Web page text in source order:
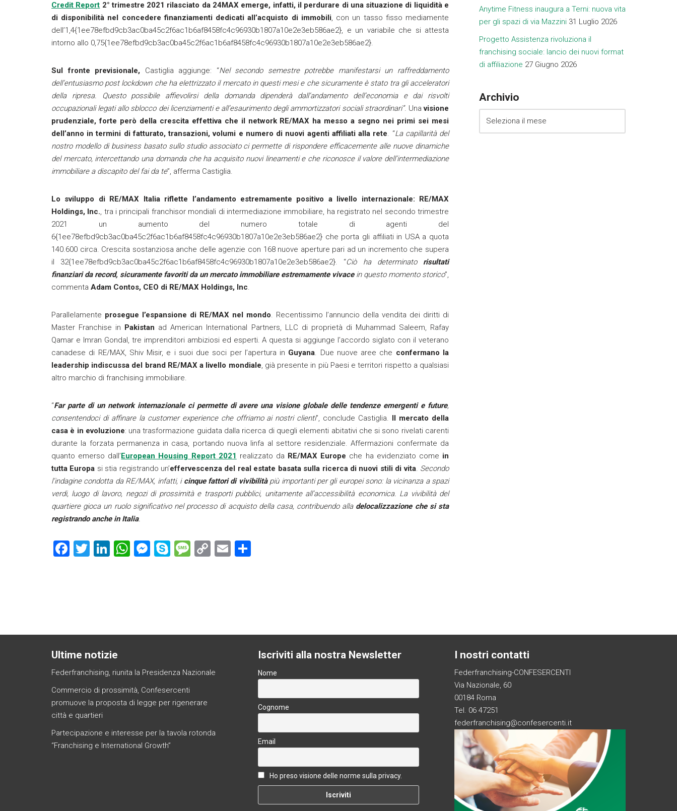
Credit Report 2° trimestre 2021 rilasciato da 24MAX emerge, infatti, il perdurare di una situazione di liquidità e
di disponibilità nel concedere finanziamenti dedicati all’acquisto di immobili, con un tasso fisso mediamente
dell’1,4{1ee78efbd9cb3ac0ba45c2f6ac1b6af8458fc4c96930b1807a10e2e3eb586ae2}, e un variabile che si attesta
intorno allo 0,75{1ee78efbd9cb3ac0ba45c2f6ac1b6af8458fc4c96930b1807a10e2e3eb586ae2}.
Sul fronte previsionale, Castiglia aggiunge: “Nel secondo semestre potrebbe manifestarsi un raffreddamento
dell’entusiasmo post lockdown che ha elettrizzato il mercato in questi mesi e che sicuramente è stato tra gli acceleratori
della ripresa. Questo possibile affievolirsi della domanda dipenderà dall’andamento dell’economia e dai risvolti
occupazionali legati allo sblocco dei licenziamenti e all’esaurimento degli ammortizzatori sociali straordinari”. Unavisione
prudenziale, forte però della crescita effettiva che il network RE/MAX ha messo a segno nei primi sei mesi
dell’anno in termini di fatturato, transazioni, volumi e numero di nuovi agenti affiliati alla rete. “La capillarità del
nostro modello di business basato sullo studio associato ci permette di rispondere efficacemente alle nuove dinamiche
del mercato, intercettando una domanda che ha acquisito nuovi lineamenti e che riconosce il valore dell’intermediazione
immobiliare a discapito del fai da te”, afferma Castiglia.
Lo sviluppo di RE/MAX Italia riflette l’andamento estremamente positivo a livello internazionale: RE/MAX
Holdings, Inc., tra i principali franchisor mondiali di intermediazione immobiliare, ha registrato nel secondo trimestre
2021 un aumento del numero totale di agenti del
6{1ee78efbd9cb3ac0ba45c2f6ac1b6af8458fc4c96930b1807a10e2e3eb586ae2} che porta gli affiliati in USA a quota
140.600 circa. Crescita sostanziosa anche delle agenzie con 168 nuove aperture pari ad un incremento che supera
il 32{1ee78efbd9cb3ac0ba45c2f6ac1b6af8458fc4c96930b1807a10e2e3eb586ae2}. “Ciò ha determinato risultati
finanziari da record, sicuramente favoriti da un mercato immobiliare estremamente vivacein questo momento storico”,
commenta Adam Contos, CEO di RE/MAX Holdings, Inc.
Parallelamente prosegue l’espansione di RE/MAX nel mondo. Recentissimo l’annuncio della vendita dei diritti di
Master Franchise in Pakistan ad American International Partners, LLC di proprietà di Muhammad Saleem, Rafay
Qamar e Imran Gondal, tre imprenditori ambiziosi ed esperti. A questa si aggiunge l’accordo siglato con il veterano
canadese di RE/MAX, Shiv Misir, e i suoi due soci per l’apertura in Guyana. Due nuove aree che confermano la
leadership indiscussa del brand RE/MAX a livello mondiale, già presente in più Paesi e territori rispetto a qualsiasi
altro marchio di franchising immobiliare.
“Far parte di un network internazionale ci permette di avere una visione globale delle tendenze emergenti e future,
consentendoci di affinare la customer experience che offriamo ai nostri clienti”, conclude Castiglia. Il mercato della
casa è in evoluzione: una trasformazione guidata dalla ricerca di quegli elementi abitativi che si sono rivelati carenti
durante la forzata permanenza in casa, portando nuova linfa al settore residenziale. Affermazioni confermate da
quanto emerso dall’European Housing Report 2021 realizzato da RE/MAX Europe che ha evidenziato come in
tutta Europa si stia registrando un’effervescenza del real estate basata sulla ricerca di nuovi stili di vita. Secondo
l’indagine condotta da RE/MAX, infatti, i cinque fattori di vivibilitàpiù importanti per gli europei sono: la vicinanza a spazi
verdi, luogo di lavoro, negozi di prossimità e trasporti pubblici, unitamente all’accessibilità economica. La vivibilità del
quartiere gioca un ruolo significativo nel processo di acquisto della casa, contribuendo alla delocalizzazione che si sta
registrando anche in Italia.
F
T
Li
W M S
M C
E
Anytime Fitness inaugura a Terni: nuova vita
per gli spazi di via Mazzini 31 Luglio 2026
Progetto Assistenza rivoluziona il
franchising sociale: lancio dei nuovi format
di affiliazione 27 Giugno 2026
Archivio
Ultime notizie
Federfranchising, riunita la Presidenza Nazionale
Commercio di prossimità, Confesercenti
promuove la proposta di legge per rigenerare
città e quartieri
Partecipazione e interesse per la tavola rotonda
“Franchising e International Growth”
Iscriviti alla nostra Newsletter
Nome
Cognome
Email
Ho preso visione delle norme sulla privacy.
I nostri contatti
Federfranchising-CONFESERCENTI
Via Nazionale, 60
00184 Roma
Tel. 06 47251
federfranchising@confesercenti.it